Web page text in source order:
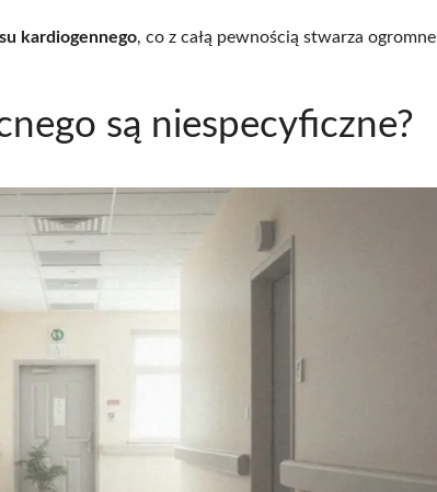
kardiogennego, co z całą pewnością stwarza ogromne
są niespecyficzne?